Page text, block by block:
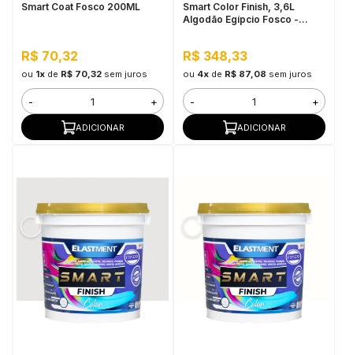
Smart Coat Fosco 200ML
R$ 70,32
ou 1xde R$ 70,32 sem juros
- +
ADICIONAR
Smart Color Finish, 3,6L
Algodão Egípcio Fosco -
VOC
R$ 348,33
ou 4xde R$ 87,08 sem juros
- +
ADICIONAR